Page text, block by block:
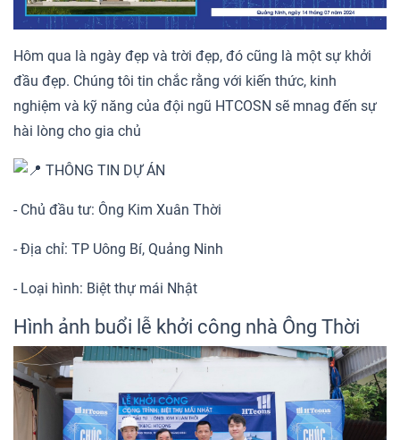
Hôm qua là ngày đẹp và trời đẹp, đó cũng là một sự khởi
đầu đẹp. Chúng tôi tin chắc rằng với kiến thức, kinh
nghiệm và kỹ năng của đội ngũ HTCOSN sẽ mnag đến sự
hài lòng cho gia chủ
THÔNG TIN DỰ ÁN
- Chủ đầu tư: Ông Kim Xuân Thời
- Địa chỉ: TP Uông Bí, Quảng Ninh
- Loại hình: Biệt thự mái Nhật
Hình ảnh buổi lễ khởi công nhà Ông Thời